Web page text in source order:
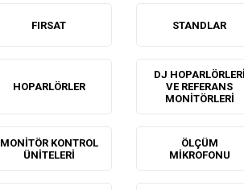
FIRSAT STANDLAR
HOPARLÖRLER
DJ HOPARLÖRLERI
VE REFERANS
MONITÖRLERI
MONITÖR KONTROL
ÜNITELERI
ÖLÇÜM
MIKROFONU